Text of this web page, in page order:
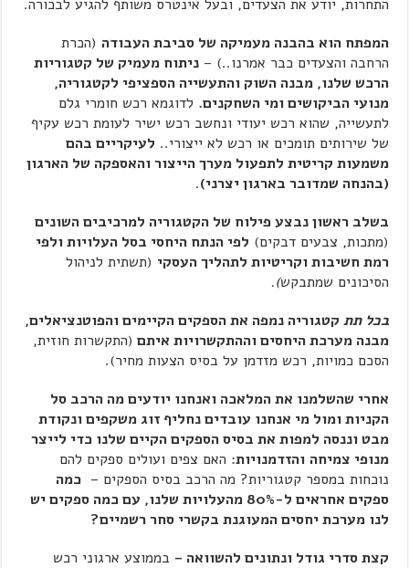
התחרות, יודע את הצעדים, ובעל אינטרס משותף להגיע לבכורה.
המפתח הוא בהבנה מעמיקה של סביבת העבודה (הכרת
הרחבה והצעדים כבר אמרנו..) –ניתוח מעמיק של קטגוריות
הרכש שלנו, מבנה השוק והתעשייה הספציפי לקטגוריה,
מנועי הביקושים ומי השחקנים. לדוגמא רכש חומרי גלם
לתעשייה, שהוא רכש יעודי ונחשב רכש ישיר לעומת רכש עקיף
של שירותים תומכים או רכש לא ייצורי.. לעיקריים בהם
משמעות קריטית לתפעול מערך הייצור והאספקה של הארגון
(בהנחה שמדובר בארגון יצרני).
בשלב ראשון נבצע פילוח של הקטגוריה למרכיבים השונים
(מתכות, צבעים דבקים) לפי הנתח היחסי בסל העלויות ולפי
רמת חשיבות וקריטיות לתהליך העסקי (תשתית לניהול
הסיכונים שמתבקש).
בכל תת קטגוריה נמפה את הספקים הקיימים והפוטנציאלים,
מבנה מערכת היחסים וההתקשרויות איתם (התקשרות חוזית,
הסכם כמויות, רכש מזדמן על בסיס הצעות מחיר).
אחרי שהשלמנו את המלאכה ואנחנו יודעים מה הרכב סל
הקניות ומול מי אנחנו עובדים נחליף זוג משקפים ונקודת
מבט וננסה למפות את בסיס הספקים הקיים שלנו כדי לייצר
מנופי צמיחה והזדמנויות: האם צפים ועולים ספקים להם
נוכחות במספר קטגוריות? מה הרכב בסיס הספקים –כמה
ספקים אחראים ל-80% מהעלויות שלנו, עם כמה ספקים יש
לנו מערכת יחסים המעוגנת בקשרי סחר רשמיים?
קצת סדרי גודל ונתונים להשוואה – בממוצע ארגוני רכש